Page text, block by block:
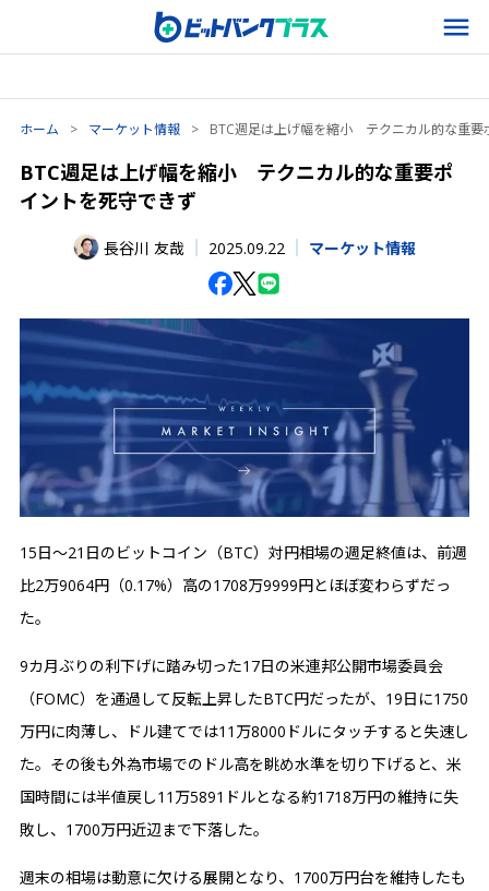
ホーム > マーケット情報 > BTC週足は上げ幅を縮小 テクニカル的な重要
BTC週足は上げ幅を縮小 テクニカル的な重要ポ
イントを死守できず
長谷川 友哉 2025.09.22 マーケット情報
15日〜21日のビットコイン（BTC）対円相場の週足終値は、前週
比2万9064円（0.17%）高の1708万9999円とほぼ変わらずだっ
た。
9カ月ぶりの利下げに踏み切った17日の米連邦公開市場委員会
（FOMC）を通過して反転上昇したBTC円だったが、19日に1750
万円に肉薄し、ドル建てでは11万8000ドルにタッチすると失速し
た。その後も外為市場でのドル高を眺め水準を切り下げると、米
国時間には半値戻し11万5891ドルとなる約1718万円の維持に失
敗し、1700万円近辺まで下落した。
週末の相場は動意に欠ける展開となり、1700万円台を維持したも